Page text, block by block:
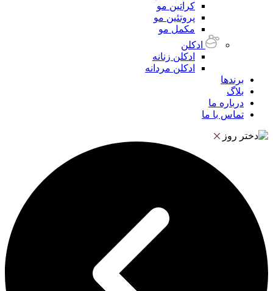
کراتین مو
پروتئین مو
مکمل مو
ادکلن
ادکلن زنانه
ادکلن مردانه
برندها
بلاگ
درباره ما
تماس با ما